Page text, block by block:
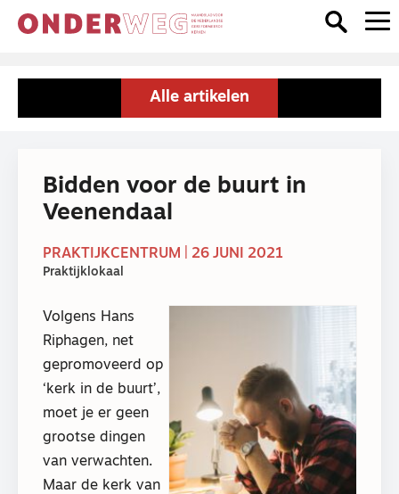
Alle artikelen
Bidden voor de buurt in
Veenendaal
PRAKTIJKCENTRUM | 26 JUNI 2021
Praktijklokaal
Volgens Hans
Riphagen, net
gepromoveerd op
‘kerk in de buurt’,
moet je er geen
grootse dingen
van verwachten.
Maar de kerk van